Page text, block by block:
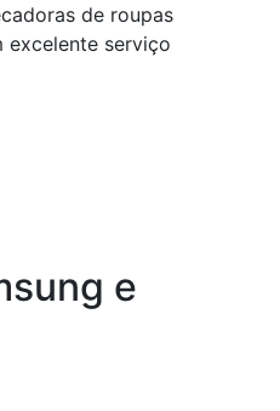
de roupas
excelente serviço
e